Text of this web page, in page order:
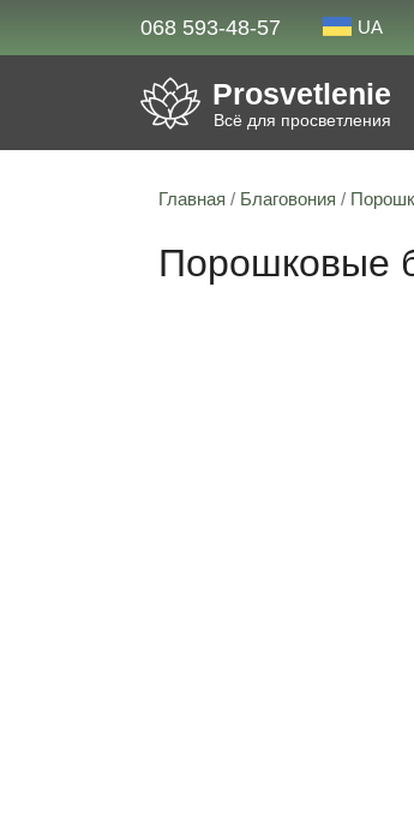
068 593-48-57 UA
Prosvetlenie
Всё для просветления
Главная / Благовония /
Порошковые